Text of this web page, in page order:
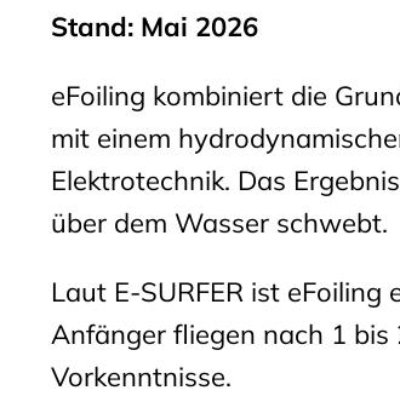
Stand: Mai 2026
eFoiling kombiniert die
mit einem
Elektrotechnik. Das
über dem Wasser schwebt.
Laut E-SURFER ist
Anfänger fliegen nach 1
Vorkenntnisse.